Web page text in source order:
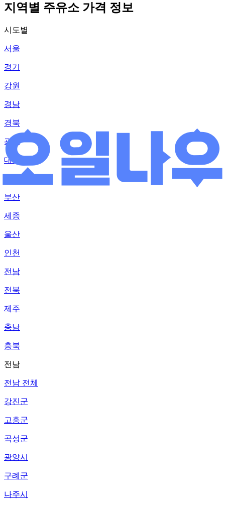
지역별 주유소 가격 정보
시도별
서울
경기
강원
경남
경북
광주
대구
부산
세종
울산
인천
전남
전북
제주
충남
충북
전남
전남 전체
강진군
고흥군
곡성군
광양시
구례군
나주시